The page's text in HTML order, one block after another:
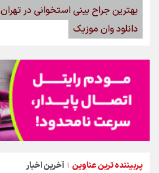
پربیننده ترین عناوین | آخرین اخبار
بهترین جراح بینی استخوانی در تهران
دانلود وان موزیک